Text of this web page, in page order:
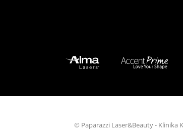
© Paparazzi Laser&Beauty - Klinika